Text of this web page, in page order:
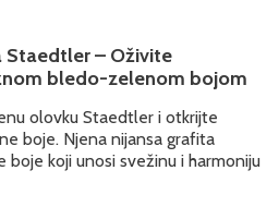
Staedtler – Oživite
bledo-zelenom bojom
olovku Staedtler i otkrijte
boje. Njena nijansa grafita
koji unosi svežinu i harmoniju